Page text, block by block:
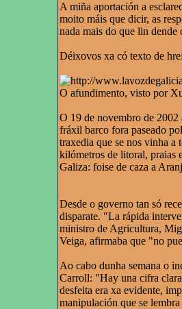
A miña aportación a
moito máis que dicir, as
nada mais do que lin dende
Déixovos xa có texto de
O afundimento, visto por
O 19 de novembro de 2002
fráxil barco fora paseado
traxedia que se nos vinha a
kilómetros de litoral, praias
Galiza: foise de caza a
Desde o governo tan só
disparate. "La rápida
ministro de Agricultura,
Veiga, afirmaba que "no
Ao cabo dunha semana o
Carroll: "Hay una cifra
desfeita era xa evidente,
manipulación que se lembra